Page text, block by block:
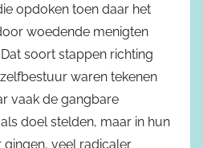
opdoken toen daar het
woedende menigten
soort stappen richting
waren tekenen
vaak de gangbare
doel stelden, maar in hun
veel radicaler